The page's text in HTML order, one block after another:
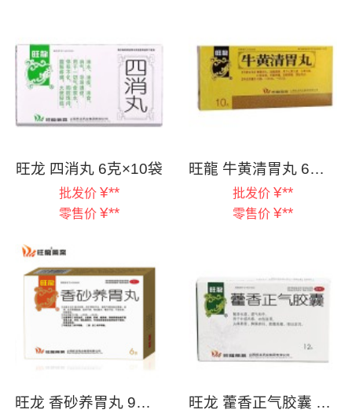
旺龙 四消丸 6克×10袋
批发价 ¥**
零售价 ¥**
旺龍 牛黄清胃丸 6克×10丸
批发价 ¥**
零售价 ¥**
旺龙 香砂养胃丸 9克×6袋 旺龙 藿香正气胶囊 12粒